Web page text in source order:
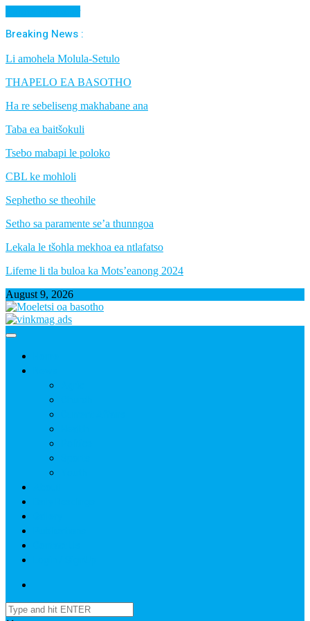
Breaking News :
Li amohela Molula-Setulo
THAPELO EA BASOTHO
Ha re sebeliseng makhabane ana
Taba ea baitšokuli
Tsebo mabapi le poloko
CBL ke mohloli
Sephetho se theohile
Setho sa paramente se’a thunngoa
Lekala le tšohla mekhoa ea ntlafatso
Lifeme li tla buloa ka Mots’eanong 2024
August 9, 2026